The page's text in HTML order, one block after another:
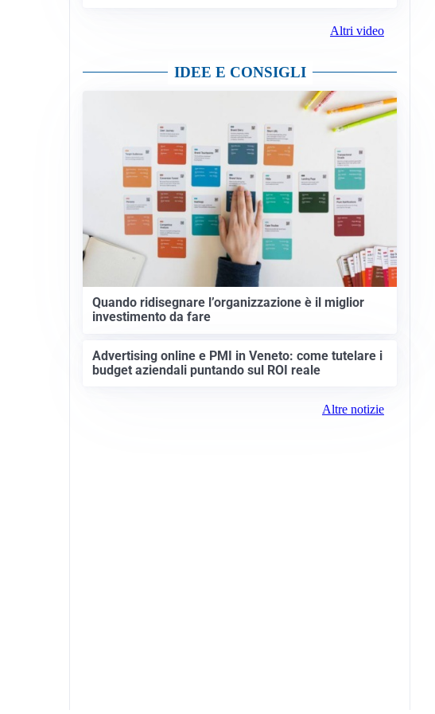
Altri video
IDEE E CONSIGLI
Quando ridisegnare l’organizzazione è il miglior
investimento da fare
Advertising online e PMI in Veneto: come tutelare i
budget aziendali puntando sul ROI reale
Altre notizie